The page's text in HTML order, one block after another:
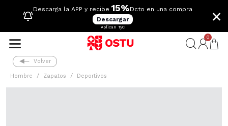
Descarga la APP y recibe 15%Dcto en una compra
Descargar
Aplican TyC
×
0
Volver
Hombre Zapatos Deportivos